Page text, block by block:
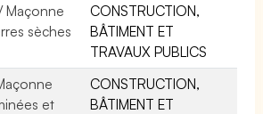
Maçonne
sèches
CONSTRUCTION,
BÂTIMENT ET
TRAVAUX PUBLICS
et
CONSTRUCTION,
BÂTIMENT ET